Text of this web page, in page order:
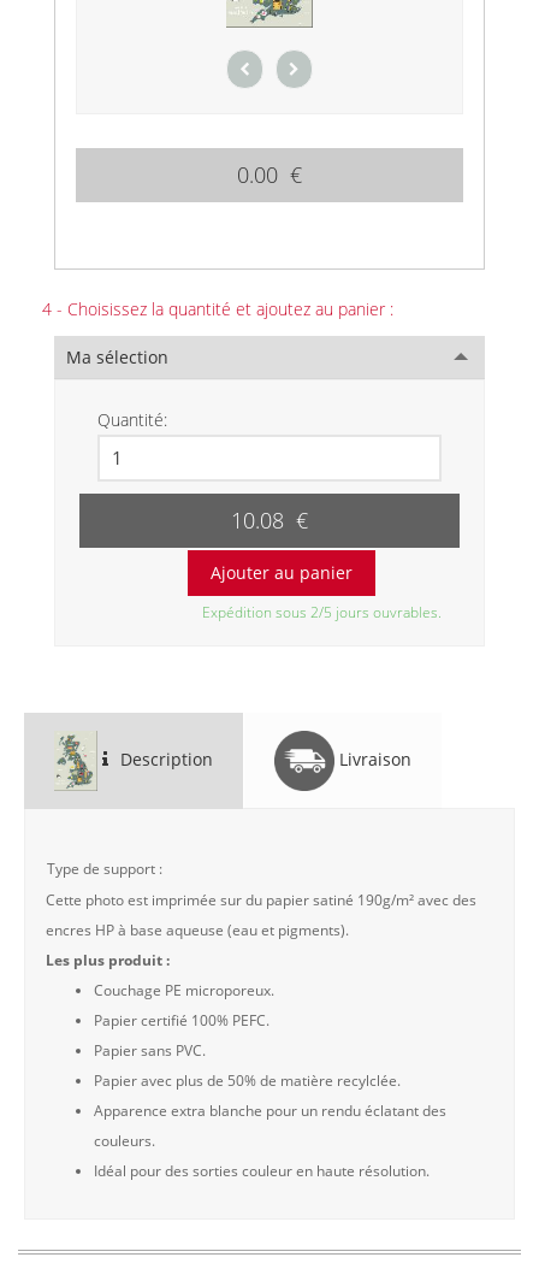
0.00 €
4 - Choisissez la quantité et ajoutez au panier :
Ma sélection
Quantité:
10.08 €
Expédition sous 2/5 jours ouvrables.
Description Livraison
Type de support :
Cette photo est imprimée sur du papier satiné 190g/m² avec des
encres HP à base aqueuse (eau et pigments).
Les plus produit :
Couchage PE microporeux.
Papier certifié 100% PEFC.
Papier sans PVC.
Papier avec plus de 50% de matière recylclée.
Apparence extra blanche pour un rendu éclatant des
couleurs.
Idéal pour des sorties couleur en haute résolution.